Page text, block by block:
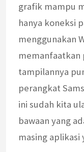
grafik mampu
hanya koneksi
menggunakan
memanfaatkan
tampilannya
perangkat
ini sudah kita
bawaan yang
masing aplikasi